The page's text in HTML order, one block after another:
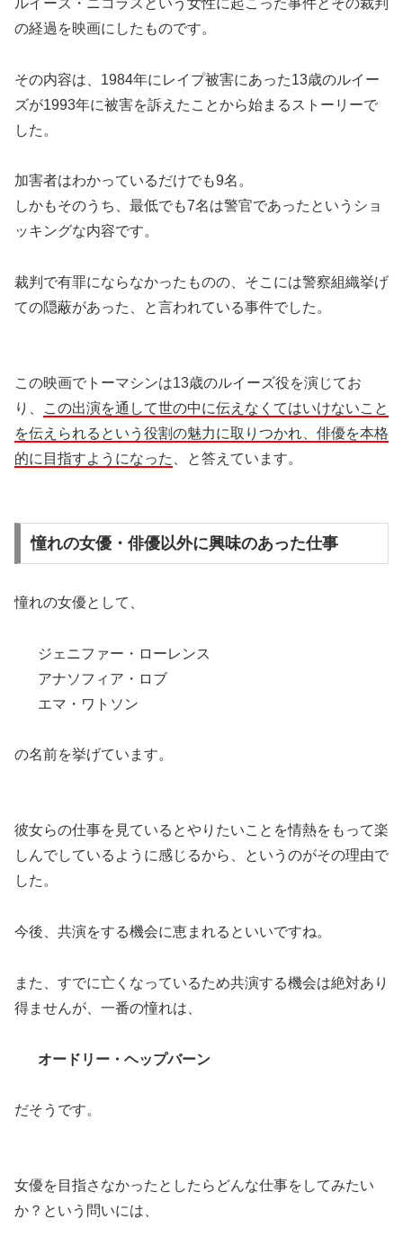
の経過を映画にしたものです。
その内容は、1984年にレイプ被害にあった13歳のルイー
ズが1993年に被害を訴えたことから始まるストーリーで
した。
加害者はわかっているだけでも9名。
しかもそのうち、最低でも7名は警官であったというショ
ッキングな内容です。
裁判で有罪にならなかったものの、そこには警察組織挙げ
ての隠蔽があった、と言われている事件でした。
この映画でトーマシンは13歳のルイーズ役を演じてお
り、
この出演を通して世の中に伝えなくてはいけないこと
を伝えられるという役割の魅力に取りつかれ、俳優を本格
的に目指すようになった
、と答えています。
憧れの女優・俳優以外に興味のあった仕事
憧れの女優として、
ジェニファー・ローレンス
アナソフィア・ロブ
エマ・ワトソン
の名前を挙げています。
彼女らの仕事を見ているとやりたいことを情熱をもって楽
しんでしているように感じるから、というのがその理由で
した。
今後、共演をする機会に恵まれるといいですね。
また、すでに亡くなっているため共演する機会は絶対あり
得ませんが、一番の憧れは、
オードリー・ヘップバーン
だそうです。
女優を目指さなかったとしたらどんな仕事をしてみたい
か？という問いには、